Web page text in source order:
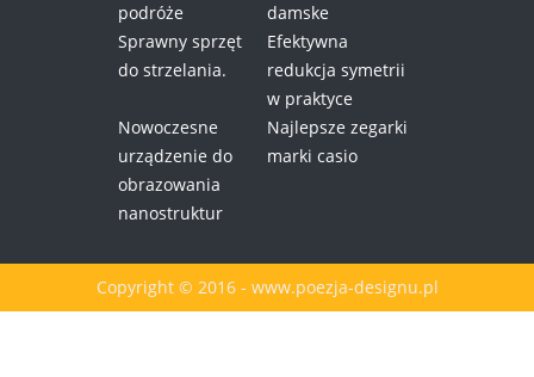
podróże
damske
Sprawny sprzęt
do strzelania.
Efektywna
redukcja symetrii
w praktyce
Nowoczesne
urządzenie do
obrazowania
nanostruktur
Najlepsze zegarki
marki casio
Copyright © 2016 - www.poezja-designu.pl